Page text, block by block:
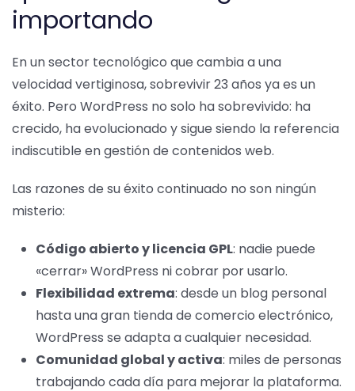
importando
En un sector tecnológico que cambia a una
velocidad vertiginosa, sobrevivir 23 años ya es un
éxito. Pero WordPress no solo ha sobrevivido: ha
crecido, ha evolucionado y sigue siendo la referencia
indiscutible en gestión de contenidos web.
Las razones de su éxito continuado no son ningún
misterio:
Código abierto y licencia GPL: nadie puede
«cerrar» WordPress ni cobrar por usarlo.
Flexibilidad extrema: desde un blog personal
hasta una gran tienda de comercio electrónico,
WordPress se adapta a cualquier necesidad.
Comunidad global y activa: miles de personas
trabajando cada día para mejorar la plataforma.